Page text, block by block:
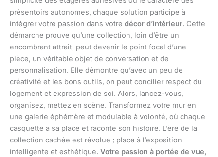
présentoirs autonomes, chaque solution participe à
intégrer votre passion dans votre décor d’intérieur. Cette
démarche prouve qu’une collection, loin d’être un
encombrant attrait, peut devenir le point focal d’une
pièce, un véritable objet de conversation et de
personnalisation. Elle démontre qu’avec un peu de
créativité et les bons outils, on peut concilier respect du
logement et expression de soi. Alors, lancez-vous,
organisez, mettez en scène. Transformez votre mur en
une galerie éphémère et modulable à volonté, où chaque
casquette a sa place et raconte son histoire. L’ère de la
collection cachée est révolue ; place à l’exposition
intelligente et esthétique. Votre passion à portée de vue,